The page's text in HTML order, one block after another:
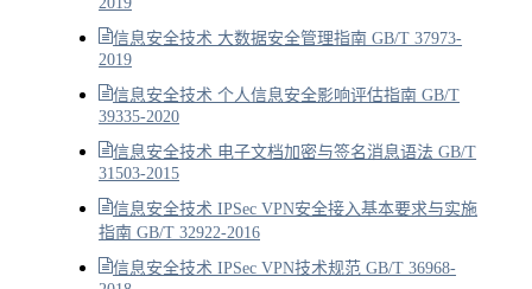
信息安全技术 大数据安全管理指南 GB/T 37973-
2019
信息安全技术 个人信息安全影响评估指南 GB/T
39335-2020
信息安全技术 电子文档加密与签名消息语法 GB/T
31503-2015
信息安全技术 IPSec VPN安全接入基本要求与实施
指南 GB/T 32922-2016
信息安全技术 IPSec VPN技术规范 GB/T 36968-